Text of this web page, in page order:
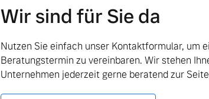
Wir sind für Sie da
Nutzen Sie einfach unser Kontaktformular, um
Beratungstermin zu vereinbaren. Wir stehen
Unternehmen jederzeit gerne beratend zur